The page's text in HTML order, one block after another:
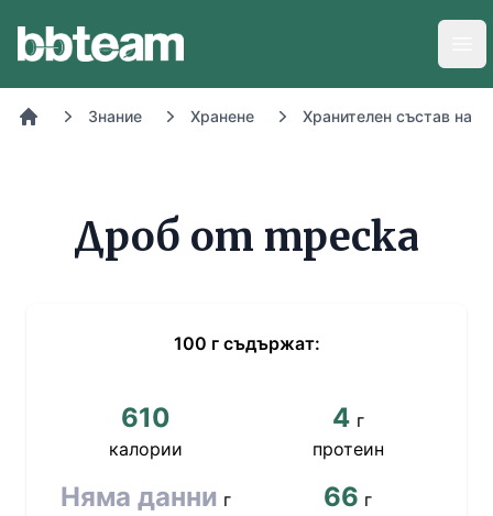
Знание Хранене Хранителен състав на
Дроб от треска
100 г съдържат:
610
калории
4 г
протеин
Няма данни г
66 г